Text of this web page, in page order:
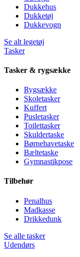
Dukkehus
Dukketøj
Dukkevogn
Se alt legetøj
Tasker
Tasker & rygsække
Rygsække
Skoletasker
Kuffert
Pusletasker
Toilettasker
Skuldertaske
Børnehavetaske
Bæltetaske
Gymnastikpose
Tilbehør
Penalhus
Madkasse
Drikkedunk
Se alle tasker
Udendørs